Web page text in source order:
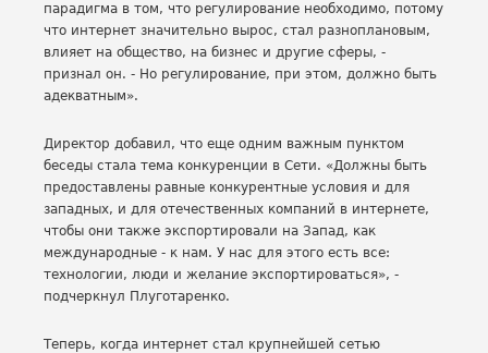
парадигма в том, что регулирование необходимо, потому
что интернет значительно вырос, стал разноплановым,
влияет на общество, на бизнес и другие сферы, -
признал он. - Но регулирование, при этом, должно быть
адекватным».
Директор добавил, что еще одним важным пунктом
беседы стала тема конкуренции в Сети. «Должны быть
предоставлены равные конкурентные условия и для
западных, и для отечественных компаний в интернете,
чтобы они также экспортировали на Запад, как
международные - к нам. У нас для этого есть все:
технологии, люди и желание экспортироваться», -
подчеркнул Плуготаренко.
Теперь, когда интернет стал крупнейшей сетью